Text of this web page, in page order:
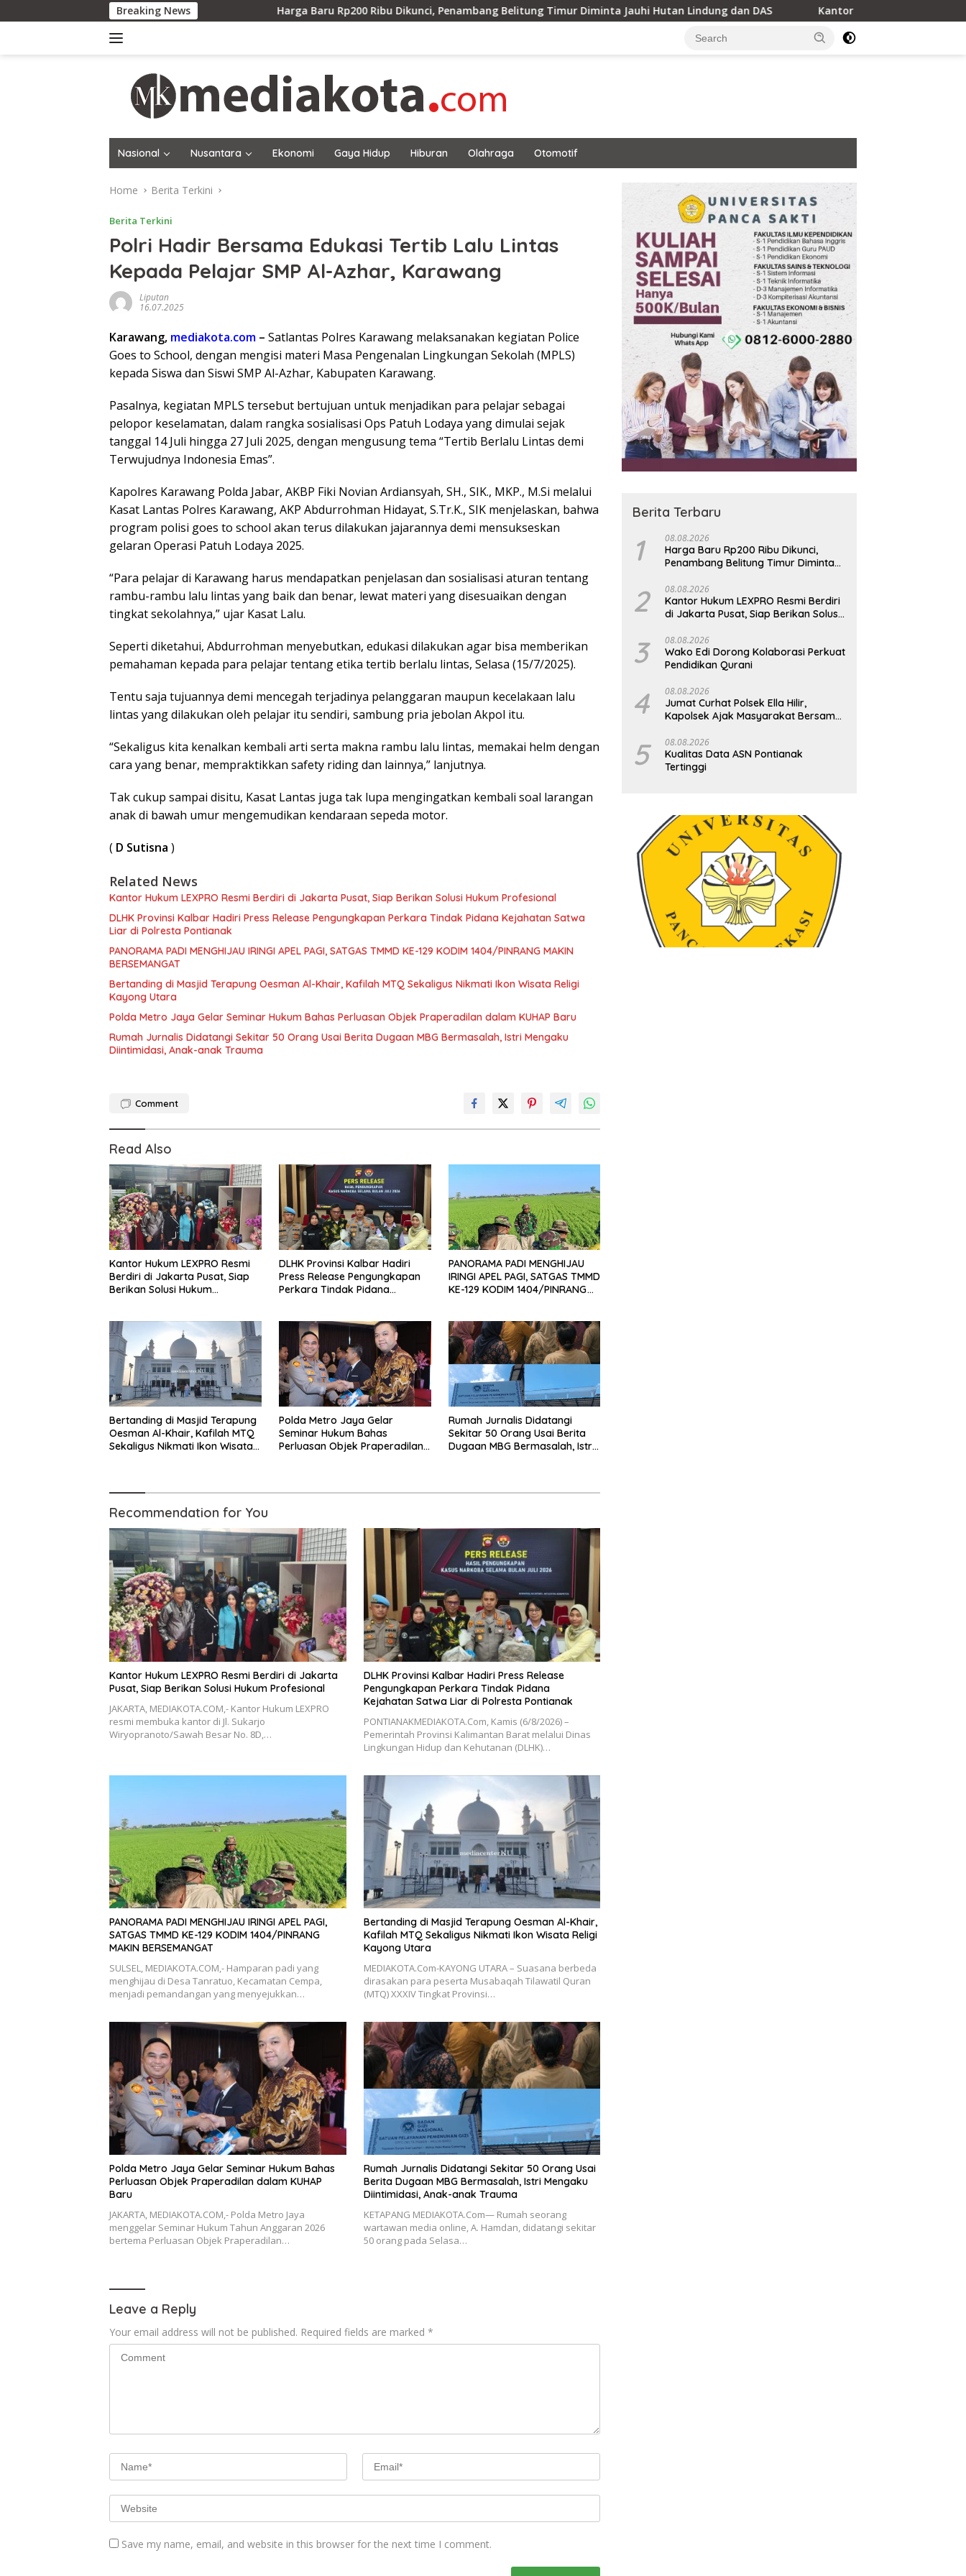
to
Breaking News Harga Baru Rp200 Ribu Dikunci, Penambang Belitung Timur Diminta Jauhi Hutan Lindung dan DAS Kantor Hukum LEXPRO Resmi Berdiri di
Nasional Nusantara Ekonomi Gaya Hidup Hiburan Olahraga Otomotif
Home Berita Terkini
Berita Terkini
Polri Hadir Bersama Edukasi Tertib Lalu Lintas
Kepada Pelajar SMP Al-Azhar, Karawang
Liputan
16.07.2025
Karawang, mediakota.com – Satlantas Polres Karawang melaksanakan kegiatan Police
Goes to School, dengan mengisi materi Masa Pengenalan Lingkungan Sekolah (MPLS)
kepada Siswa dan Siswi SMP Al-Azhar, Kabupaten Karawang.
Pasalnya, kegiatan MPLS tersebut bertujuan untuk menjadikan para pelajar sebagai
pelopor keselamatan, dalam rangka sosialisasi Ops Patuh Lodaya yang dimulai sejak
tanggal 14 Juli hingga 27 Juli 2025, dengan mengusung tema “Tertib Berlalu Lintas demi
Terwujudnya Indonesia Emas”.
Kapolres Karawang Polda Jabar, AKBP Fiki Novian Ardiansyah, SH., SIK., MKP., M.Si melalui
Kasat Lantas Polres Karawang, AKP Abdurrohman Hidayat, S.Tr.K., SIK menjelaskan, bahwa
program polisi goes to school akan terus dilakukan jajarannya demi mensukseskan
gelaran Operasi Patuh Lodaya 2025.
“Para pelajar di Karawang harus mendapatkan penjelasan dan sosialisasi aturan tentang
rambu-rambu lalu lintas yang baik dan benar, lewat materi yang disesuaikan dengan
tingkat sekolahnya,” ujar Kasat Lalu.
Seperti diketahui, Abdurrohman menyebutkan, edukasi dilakukan agar bisa memberikan
pemahaman kepada para pelajar tentang etika tertib berlalu lintas, Selasa (15/7/2025).
Tentu saja tujuannya demi mencegah terjadinya pelanggaran maupun kecelakaan lalu
lintas yang dilakukan oleh pelajar itu sendiri, sambung pria jebolan Akpol itu.
“Sekaligus kita kenalkan kembali arti serta makna rambu lalu lintas, memakai helm dengan
cara yang benar, mempraktikkan safety riding dan lainnya,” lanjutnya.
Tak cukup sampai disitu, Kasat Lantas juga tak lupa mengingatkan kembali soal larangan
anak di bawah umur mengemudikan kendaraan sepeda motor.
( D Sutisna )
Related News
Kantor Hukum LEXPRO Resmi Berdiri di Jakarta Pusat, Siap Berikan Solusi Hukum Profesional
DLHK Provinsi Kalbar Hadiri Press Release Pengungkapan Perkara Tindak Pidana Kejahatan Satwa
Liar di Polresta Pontianak
PANORAMA PADI MENGHIJAU IRINGI APEL PAGI, SATGAS TMMD KE-129 KODIM 1404/PINRANG MAKIN
BERSEMANGAT
Bertanding di Masjid Terapung Oesman Al-Khair, Kafilah MTQ Sekaligus Nikmati Ikon Wisata Religi
Kayong Utara
Polda Metro Jaya Gelar Seminar Hukum Bahas Perluasan Objek Praperadilan dalam KUHAP Baru
Rumah Jurnalis Didatangi Sekitar 50 Orang Usai Berita Dugaan MBG Bermasalah, Istri Mengaku
Diintimidasi, Anak-anak Trauma
Comment
Read Also
Kantor Hukum LEXPRO Resmi
Berdiri di Jakarta Pusat, Siap
Berikan Solusi Hukum
DLHK Provinsi Kalbar Hadiri
Press Release Pengungkapan
Perkara Tindak Pidana
PANORAMA PADI MENGHIJAU
IRINGI APEL PAGI, SATGAS TMMD
KE-129 KODIM 1404/PINRANG
Bertanding di Masjid Terapung
Oesman Al-Khair, Kafilah MTQ
Sekaligus Nikmati Ikon Wisata
Polda Metro Jaya Gelar
Seminar Hukum Bahas
Perluasan Objek Praperadilan
Rumah Jurnalis Didatangi
Sekitar 50 Orang Usai Berita
Dugaan MBG Bermasalah, Istri
Recommendation for You
Kantor Hukum LEXPRO Resmi Berdiri di Jakarta
Pusat, Siap Berikan Solusi Hukum Profesional
JAKARTA, MEDIAKOTA.COM,- Kantor Hukum LEXPRO
resmi membuka kantor di Jl. Sukarjo
Wiryopranoto/Sawah Besar No. 8D,…
DLHK Provinsi Kalbar Hadiri Press Release
Pengungkapan Perkara Tindak Pidana
Kejahatan Satwa Liar di Polresta Pontianak
PONTIANAKMEDIAKOTA.Com, Kamis (6/8/2026) –
Pemerintah Provinsi Kalimantan Barat melalui Dinas
Lingkungan Hidup dan Kehutanan (DLHK)…
PANORAMA PADI MENGHIJAU IRINGI APEL PAGI,
SATGAS TMMD KE-129 KODIM 1404/PINRANG
MAKIN BERSEMANGAT
SULSEL, MEDIAKOTA.COM,- Hamparan padi yang
menghijau di Desa Tanratuo, Kecamatan Cempa,
menjadi pemandangan yang menyejukkan…
Bertanding di Masjid Terapung Oesman Al-Khair,
Kafilah MTQ Sekaligus Nikmati Ikon Wisata Religi
Kayong Utara
MEDIAKOTA.Com-KAYONG UTARA – Suasana berbeda
dirasakan para peserta Musabaqah Tilawatil Quran
(MTQ) XXXIV Tingkat Provinsi…
Polda Metro Jaya Gelar Seminar Hukum Bahas
Perluasan Objek Praperadilan dalam KUHAP
Baru
JAKARTA, MEDIAKOTA.COM,- Polda Metro Jaya
menggelar Seminar Hukum Tahun Anggaran 2026
bertema Perluasan Objek Praperadilan…
Rumah Jurnalis Didatangi Sekitar 50 Orang Usai
Berita Dugaan MBG Bermasalah, Istri Mengaku
Diintimidasi, Anak-anak Trauma
KETAPANG MEDIAKOTA.Com— Rumah seorang
wartawan media online, A. Hamdan, didatangi sekitar
50 orang pada Selasa…
Leave a Reply
Your email address will not be published. Required fields are marked *
Save my name, email, and website in this browser for the next time I comment.
Berita Terbaru
1 08.08.2026
Harga Baru Rp200 Ribu Dikunci,
Penambang Belitung Timur Diminta
2 08.08.2026
Kantor Hukum LEXPRO Resmi Berdiri
di Jakarta Pusat, Siap Berikan Solusi
3 08.08.2026
Wako Edi Dorong Kolaborasi Perkuat
Pendidikan Qurani
4 08.08.2026
Jumat Curhat Polsek Ella Hilir,
Kapolsek Ajak Masyarakat Bersama
5 08.08.2026
Kualitas Data ASN Pontianak
Tertinggi